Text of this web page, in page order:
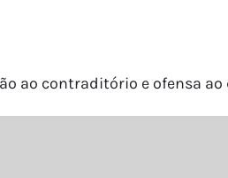
ao contraditório e ofensa ao